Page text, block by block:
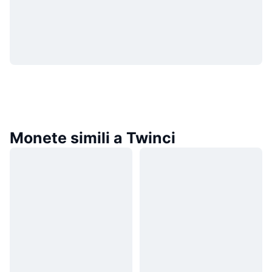
Monete simili a Twinci